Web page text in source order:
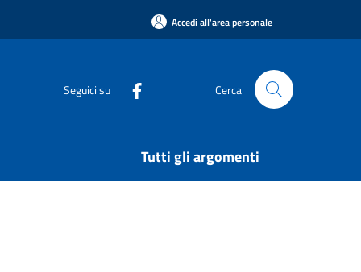
Accedi all'area personale
Seguici su Cerca
Tutti gli argomenti